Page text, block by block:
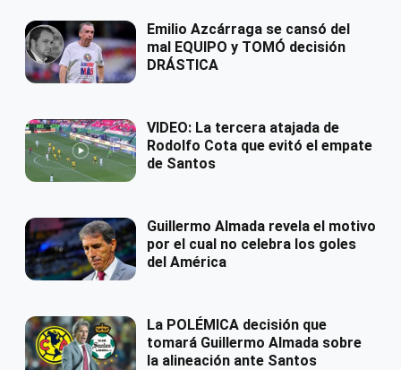
Emilio Azcárraga se cansó del
mal EQUIPO y TOMÓ decisión
DRÁSTICA
VIDEO: La tercera atajada de
Rodolfo Cota que evitó el empate
de Santos
Guillermo Almada revela el motivo
por el cual no celebra los goles
del América
La POLÉMICA decisión que
tomará Guillermo Almada sobre
la alineación ante Santos